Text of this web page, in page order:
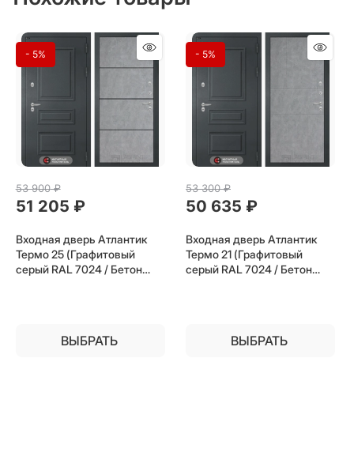
- 5%
53 900 ₽
51 205 ₽
Входная дверь Атлантик
Термо 25 (Графитовый
серый RAL 7024 / Бетон
ВЫБРАТЬ
- 5%
53 300 ₽
50 635 ₽
Входная дверь Атлантик
Термо 21 (Графитовый
серый RAL 7024 / Бетон
ВЫБРАТЬ